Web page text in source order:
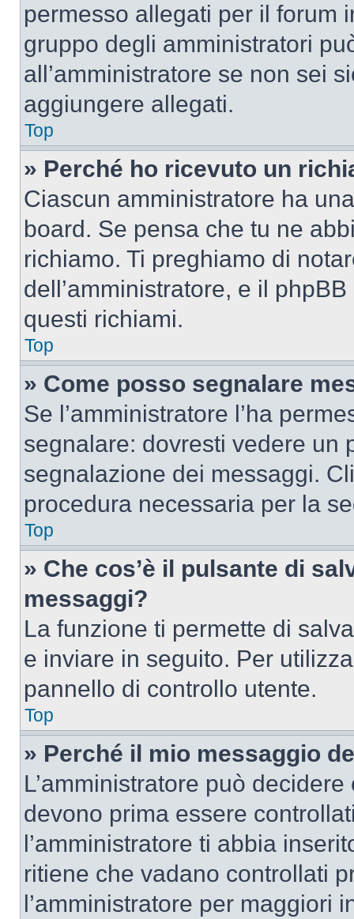
permesso allegati per il forum
gruppo degli amministratori
all’amministratore se non sei
aggiungere allegati.
Top
» Perché ho ricevuto un
Ciascun amministratore ha
board. Se pensa che tu ne
richiamo. Ti preghiamo di
dell’amministratore, e il
questi richiami.
Top
» Come posso segnalare
Se l’amministratore l’ha
segnalare: dovresti vedere un
segnalazione dei messaggi.
procedura necessaria per la
Top
» Che cos’è il pulsante di
messaggi?
La funzione ti permette di
e inviare in seguito. Per
pannello di controllo utente.
Top
» Perché il mio messaggio
L’amministratore può
devono prima essere
l’amministratore ti abbia
ritiene che vadano controllati
l’amministratore per maggiori